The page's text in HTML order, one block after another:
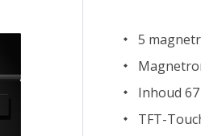
5
Inhoud
TFT-